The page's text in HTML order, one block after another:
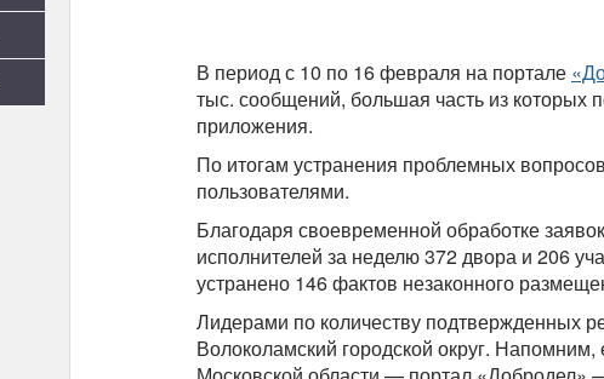
В период с 10 по 16 февраля на портале
тыс. сообщений, большая часть из которых
приложения.
По итогам устранения проблемных
пользователями.
Благодаря своевременной обработке
исполнителей за неделю 372 двора и 206
устранено 146 фактов незаконного
Лидерами по количеству подтвержденных
Волоколамский городской округ.